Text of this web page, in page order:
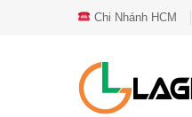
Chi Nhánh HCM